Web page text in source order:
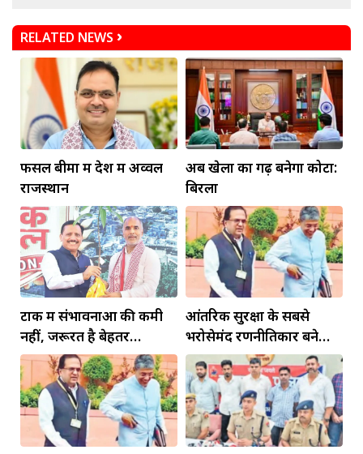
RELATED NEWS
फसल बीमा में देश में अव्वल
राजस्थान
अब खेलों का गढ़ बनेगा कोटा:
बिरला
टोंक में संभावनाओं की कमी
नहीं, जरूरत है बेहतर
इंफ्रास्ट्रक्चर की
आंतरिक सुरक्षा के सबसे
भरोसेमंद रणनीतिकार बने
रहेंगे गोविंद मोहन